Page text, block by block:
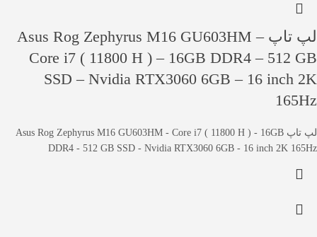
لپ تاپ Asus Rog Zephyrus M16 GU603HM –
Core i7 ( 11800 H ) – 16GB DDR4 – 512 GB
SSD – Nvidia RTX3060 6GB – 16 inch 2K
165Hz
لپ تاپ Asus Rog Zephyrus M16 GU603HM - Core i7 ( 11800 H ) - 16GB
DDR4 - 512 GB SSD - Nvidia RTX3060 6GB - 16 inch 2K 165Hz